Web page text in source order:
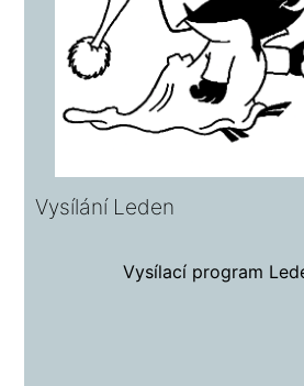
Vysílání Leden
Vysílací program